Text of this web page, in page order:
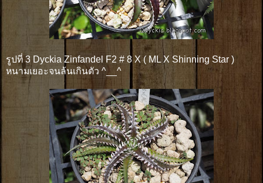
รูปที่ 3 Dyckia Zinfandel F2 # 8 X ( ML X Shinning Star )
หนามเยอะจนล้นเกินตัว ^__^